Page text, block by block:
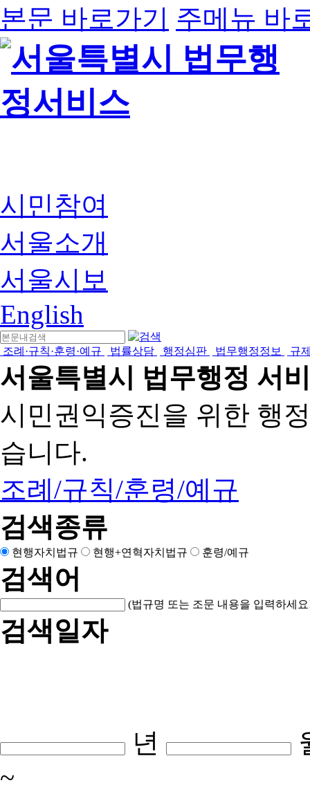
본문 바로가기 주메뉴 바
시민참여
서울소개
서울시보
English
조례·규칙·훈령·예규 법률상담 행정심판 법무행정정보 규
서울특별시 법무행정 서
시민권익증진을 위한 행
습니다.
조례/규칙/훈령/예규
검색종류
현행자치법규 현행+연혁자치법규 훈령/예규
검색어
(법규명 또는 조문 내용을 입력하세
검색일자
년
~